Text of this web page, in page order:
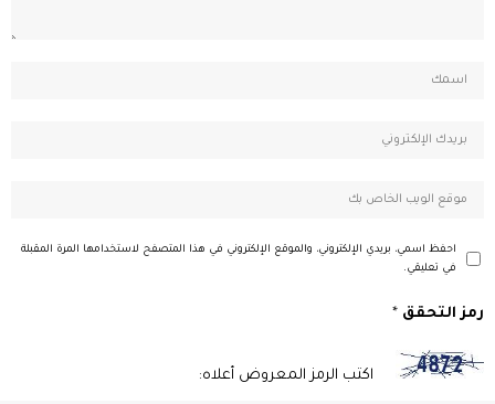
احفظ اسمي، بريدي الإلكتروني، والموقع الإلكتروني في هذا المتصفح لاستخدامها المرة المقبلة
في تعليقي.
رمز التحقق *
اكتب الرمز المعروض أعلاه: